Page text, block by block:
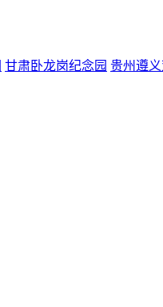
甘肃卧龙岗纪念园 贵州遵